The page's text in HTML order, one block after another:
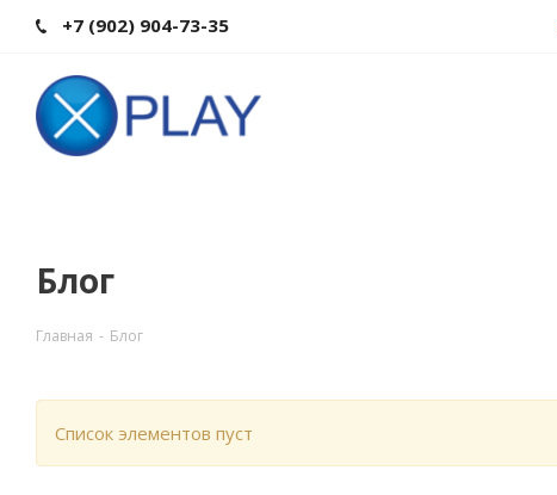
+7 (902) 904-73-35
Блог
Главная - Блог
Список элементов пуст